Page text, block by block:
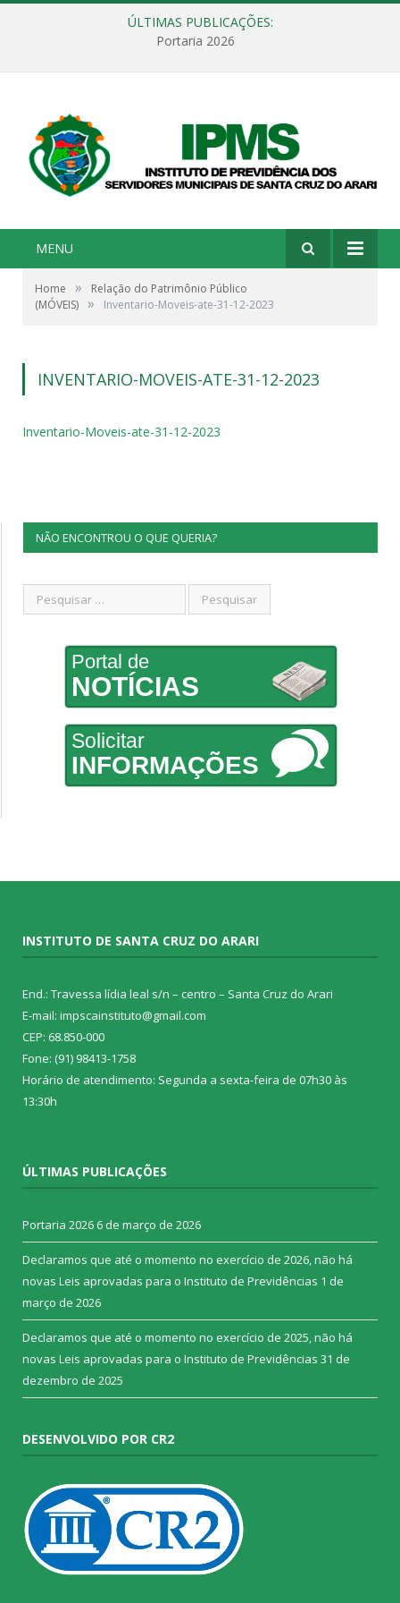
ÚLTIMAS PUBLICAÇÕES:
Portaria 2026
MENU
Home »
Relação do Patrimônio Público
(MÓVEIS) » Inventario-Moveis-ate-31-12-2023
INVENTARIO-MOVEIS-ATE-31-12-2023
Inventario-Moveis-ate-31-12-2023
NÃO ENCONTROU O QUE QUERIA?
Portal de
NOTÍCIAS
Solicitar
INFORMAÇÕES
INSTITUTO DE SANTA CRUZ DO ARARI
End.: Travessa lídia leal s/n – centro – Santa Cruz do Arari
E-mail: impscainstituto@gmail.com
CEP: 68.850-000
Fone: (91) 98413-1758
Horário de atendimento: Segunda a sexta-feira de 07h30 às
13:30h
ÚLTIMAS PUBLICAÇÕES
Portaria 2026 6 de março de 2026
Declaramos que até o momento no exercício de 2026, não há
novas Leis aprovadas para o Instituto de Previdências 1 de
março de 2026
Declaramos que até o momento no exercício de 2025, não há
novas Leis aprovadas para o Instituto de Previdências 31 de
dezembro de 2025
DESENVOLVIDO POR CR2